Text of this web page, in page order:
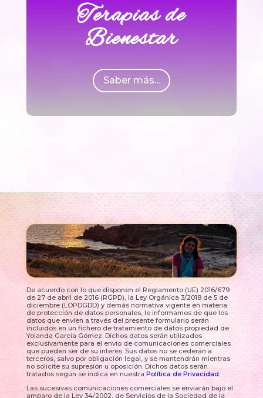
Terapias de
Bienestar
Saber más...
De acuerdo con lo que disponen el Reglamento (UE) 2016/679
de 27 de abril de 2016 (RGPD), la Ley Orgánica 3/2018 de 5 de
diciembre (LOPDGDD) y demás normativa vigente en materia
de protección de datos personales, le informamos de que los
datos que envíen a través del presente formulario serán
incluidos en un fichero de tratamiento de datos propiedad de
Yolanda García Gómez. Dichos datos serán utilizados
exclusivamente para el envío de comunicaciones comerciales
que pueden ser de su interés. Sus datos no se cederán a
terceros, salvo por obligación legal, y se mantendrán mientras
no solicite su supresión u oposición. Dichos datos serán
tratados según se indica en nuestra Política de Privacidad.
Las sucesivas comunicaciones comerciales se enviarán bajo el
amparo de la Ley 34/2002, de Servicios de la Sociedad de la